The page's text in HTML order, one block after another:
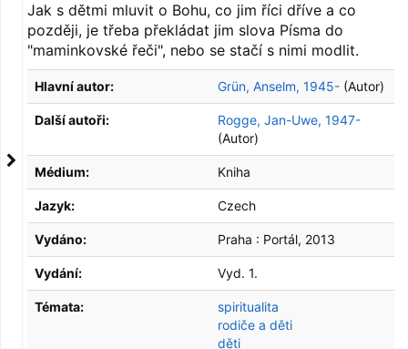
Jak s dětmi mluvit o Bohu, co jim říci dříve a co
později, je třeba překládat jim slova Písma do
"maminkovské řeči", nebo se stačí s nimi modlit.
Hlavní autor: Grün, Anselm, 1945- (Autor)
Další autoři:
Rogge, Jan-Uwe, 1947-
(Autor)
Médium: Kniha
Jazyk: Czech
Vydáno: Praha : Portál, 2013
Vydání: Vyd. 1.
Témata:
spiritualita
rodiče a děti
děti